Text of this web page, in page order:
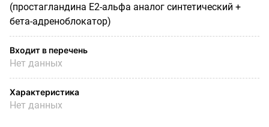
(простагландина Е2-альфа аналог синтетический +
бета-адреноблокатор)
Входит в перечень
Нет данных
Характеристика
Нет данных